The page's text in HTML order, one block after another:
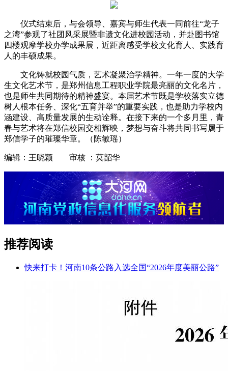
仪式结束后，与会领导、嘉宾与师生代表一同前往“龙子
之湾”参观了社团风采展暨非遗文化进校园活动，并赴图书馆
四楼观摩学校办学成果展，近距离感受学校文化育人、实践育
人的丰硕成果。
文化铸就校园气质，艺术凝聚治学精神。一年一度的大学
生文化艺术节，是郑州信息工程职业学院最亮丽的文化名片，
也是师生共同期待的精神盛宴。本届艺术节既是学校落实立德
树人根本任务、深化“五育并举”的重要实践，也是助力学校内
涵建设、高质量发展的生动诠释。在接下来的一个多月里，青
春与艺术将在郑信校园交相辉映，梦想与奋斗将共同书写属于
郑信学子的璀璨华章。（陈敏瑶）
编辑：王晓颖 审核 ：莫韶华
推荐阅读
快来打卡！河南10条公路入选全国“2026年度美丽公路”